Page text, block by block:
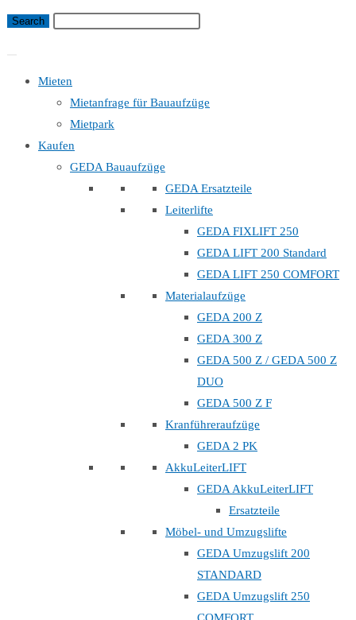
Mieten
Mietanfrage für Bauaufzüge
Mietpark
Kaufen
GEDA Bauaufzüge
GEDA Ersatzteile
Leiterlifte
GEDA FIXLIFT 250
GEDA LIFT 200 Standard
GEDA LIFT 250 COMFORT
Materialaufzüge
GEDA 200 Z
GEDA 300 Z
GEDA 500 Z / GEDA 500 Z
DUO
GEDA 500 Z F
Kranführeraufzüge
GEDA 2 PK
AkkuLeiterLIFT
GEDA AkkuLeiterLIFT
Ersatzteile
Möbel- und Umzugslifte
GEDA Umzugslift 200
STANDARD
GEDA Umzugslift 250